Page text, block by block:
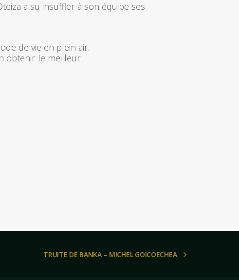
a su insuffler à son équipe ses
de vie en plein air.
obtenir le meilleur
TRUITE DE BANKA – MICHEL GOICOECHEA